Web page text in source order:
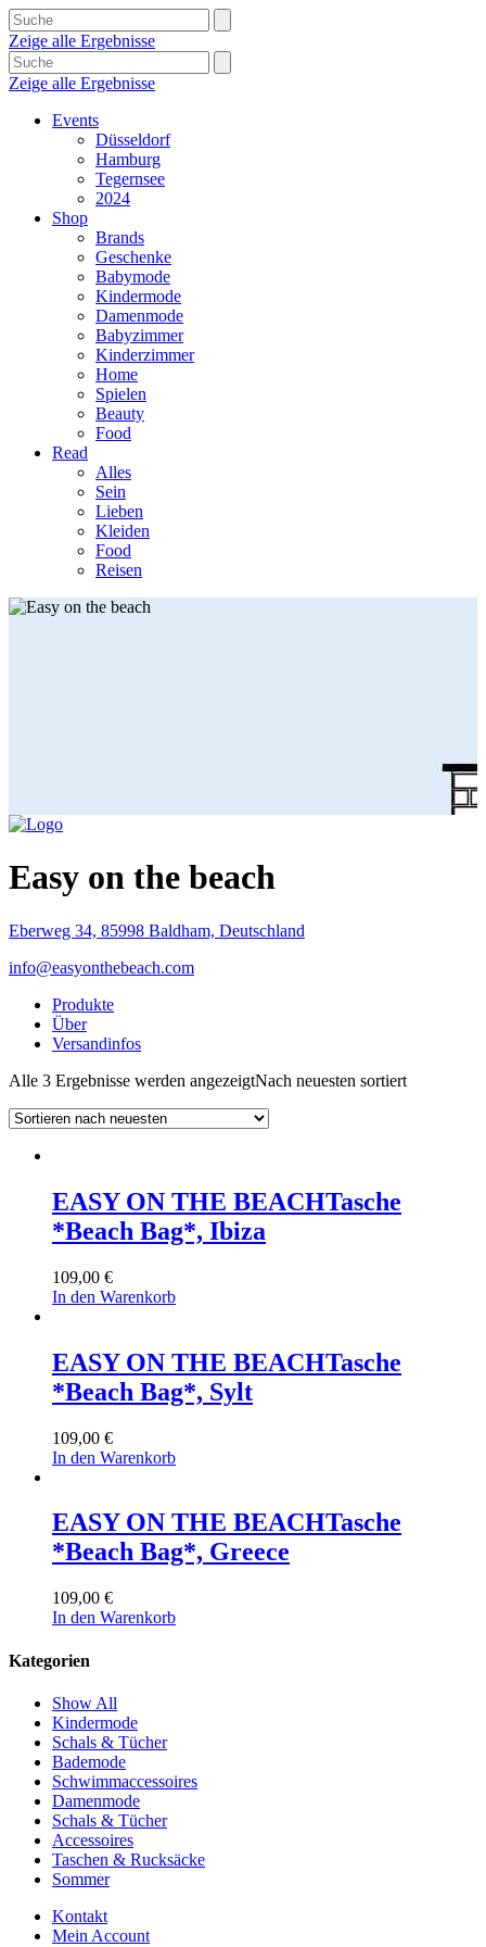
Zeige alle Ergebnisse
Zeige alle Ergebnisse
Events
Düsseldorf
Hamburg
Tegernsee
2024
Shop
Brands
Geschenke
Babymode
Kindermode
Damenmode
Babyzimmer
Kinderzimmer
Home
Spielen
Beauty
Food
Read
Alles
Sein
Lieben
Kleiden
Food
Reisen
Easy on the beach
Eberweg 34, 85998 Baldham, Deutschland
info@easyonthebeach.com
Produkte
Über
Versandinfos
Alle 3 Ergebnisse werden angezeigtNach neuesten sortiert
EASY ON THE BEACHTasche
*Beach Bag*, Ibiza
109,00 €
In den Warenkorb
EASY ON THE BEACHTasche
*Beach Bag*, Sylt
109,00 €
In den Warenkorb
EASY ON THE BEACHTasche
*Beach Bag*, Greece
109,00 €
In den Warenkorb
Kategorien
Show All
Kindermode
Schals & Tücher
Bademode
Schwimmaccessoires
Damenmode
Schals & Tücher
Accessoires
Taschen & Rucksäcke
Sommer
Kontakt
Mein Account